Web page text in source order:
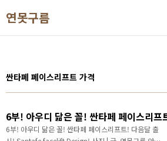
연못구름
싼타페 페이스리프트 가격
6부! 아우디 닮은 꼴! 싼타페 페이스리프트! 다음달 출